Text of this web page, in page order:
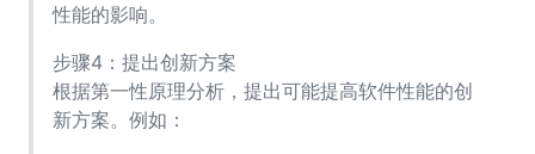
性能的影响。
步骤4：提出创新方案
根据第一性原理分析，提出可能提高软件性能的创
新方案。例如：